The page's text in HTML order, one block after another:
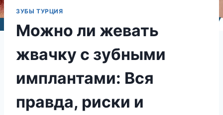
ЗУБЫ ТУРЦИЯ
Можно ли жевать
жвачку с зубными
имплантами: Вся
правда, риски и